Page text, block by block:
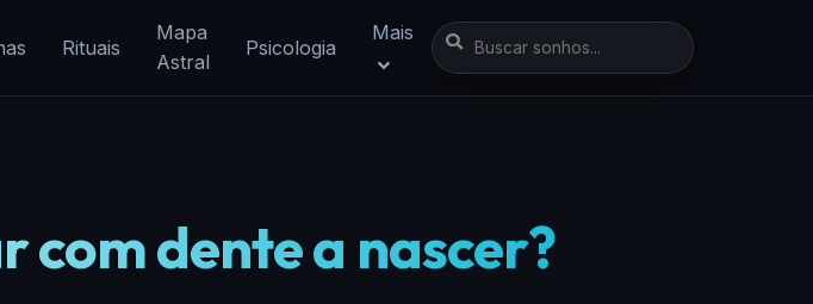
Rituais
Mapa
Astral
Psicologia
Mais
com dente a nascer?